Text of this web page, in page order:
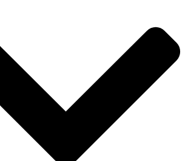
von Harald Schwiers
Streifzüge
von Harald Schwiers
mit Sigrid Balke
– Out of The Länd
von Uli Rothfuss